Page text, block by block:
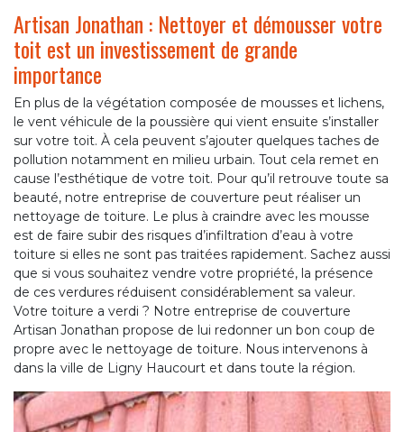
Artisan Jonathan : Nettoyer et démousser votre
toit est un investissement de grande
importance
En plus de la végétation composée de mousses et lichens,
le vent véhicule de la poussière qui vient ensuite s’installer
sur votre toit. À cela peuvent s’ajouter quelques taches de
pollution notamment en milieu urbain. Tout cela remet en
cause l’esthétique de votre toit. Pour qu’il retrouve toute sa
beauté, notre entreprise de couverture peut réaliser un
nettoyage de toiture. Le plus à craindre avec les mousse
est de faire subir des risques d’infiltration d’eau à votre
toiture si elles ne sont pas traitées rapidement. Sachez aussi
que si vous souhaitez vendre votre propriété, la présence
de ces verdures réduisent considérablement sa valeur.
Votre toiture a verdi ? Notre entreprise de couverture
Artisan Jonathan propose de lui redonner un bon coup de
propre avec le nettoyage de toiture. Nous intervenons à
dans la ville de Ligny Haucourt et dans toute la région.